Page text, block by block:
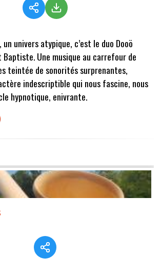
univers atypique, c’est le duo Dooö
Une musique au carrefour de
teintée de sonorités surprenantes,
indescriptible qui nous fascine, nous
hypnotique, enivrante.